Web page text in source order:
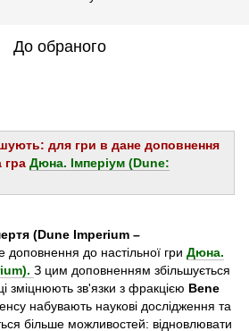
До обраного
для гри в дане доповнення
гра Дюна. Імперіум (Dune:
(Dune Imperium –
до настільної гри Дюна.
З цим доповненням збільшується
зміцнюють зв'язки з фракцією Bene
набувають наукові дослідження та
більше можливостей: відновлювати